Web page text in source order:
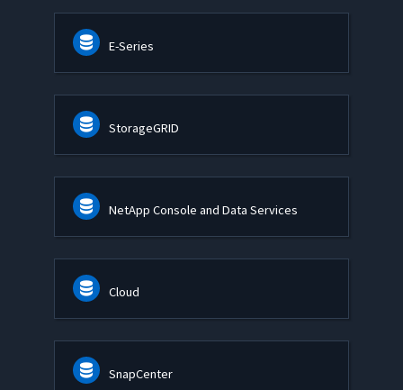
E-Series
StorageGRID
NetApp Console and Data Services
Cloud
SnapCenter